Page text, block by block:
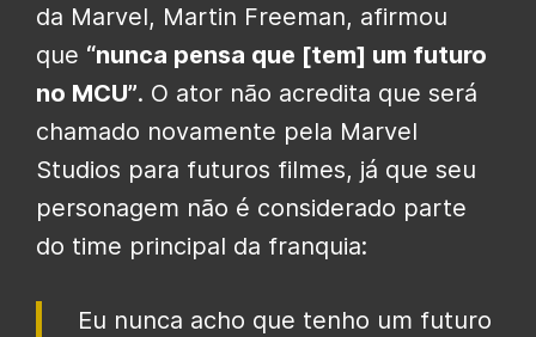
da Marvel, Martin Freeman, afirmou
que “nunca pensa que [tem] um futuro
no MCU”. O ator não acredita que será
chamado novamente pela Marvel
Studios para futuros filmes, já que seu
personagem não é considerado parte
do time principal da franquia:
Eu nunca acho que tenho um futuro